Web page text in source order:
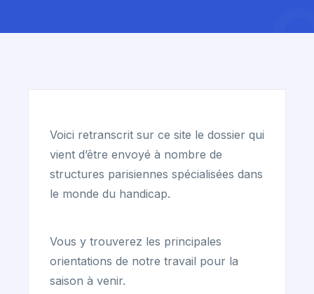
Voici retranscrit sur ce site le dossier qui
vient d’être envoyé à nombre de
structures parisiennes spécialisées dans
le monde du handicap.
Vous y trouverez les principales
orientations de notre travail pour la
saison à venir.